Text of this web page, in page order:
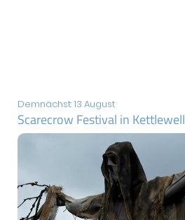
Demnächst: 13 August
Scarecrow Festival in Kettlewell